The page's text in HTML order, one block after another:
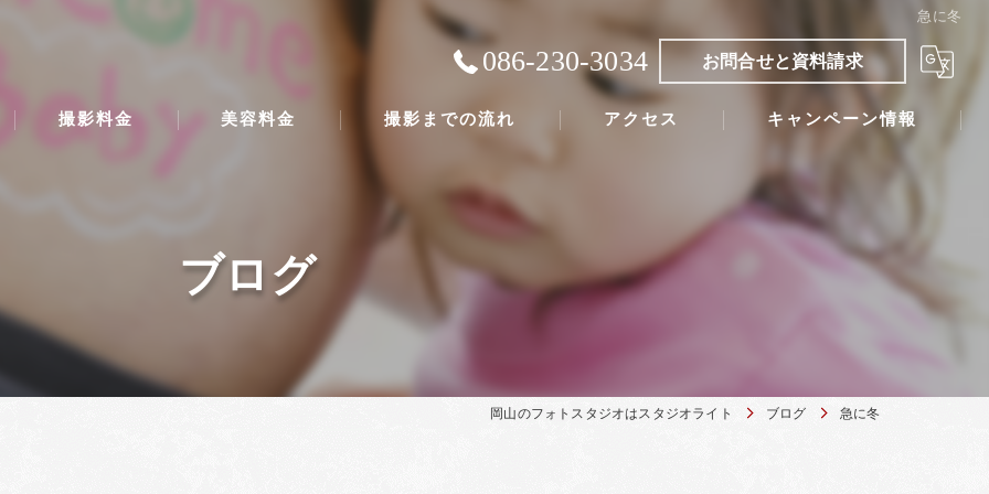
急に冬
086-230-3034 お問合せと資料請求
撮影料金 美容料金 撮影までの流れ アクセス キャンペーン情報
ブログ
岡山のフォトスタジオはスタジオライト ブログ 急に冬